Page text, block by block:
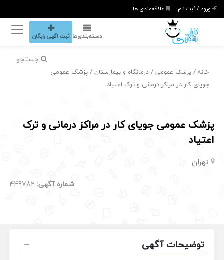
ورود / ثبت نام علاقه‌مندی ها
دسته‌بندی‌ها ثبت اگهی رایگان
جستجو
خانه / پزشک عمومی /درمانگاه و بیمارستان / پزشک عمومی
جویای کار در مراکز درمانی و ترک اعتیاد
پزشک عمومی جویای کار در مراکز درمانی و ترک
اعتیاد
تهران
شماره آگهی: 449782
توضیحات آگهی